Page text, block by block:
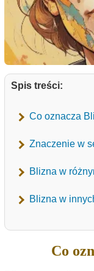
Spis treści:
Co oznacza
Znaczenie w
Blizna w
Blizna w
Co